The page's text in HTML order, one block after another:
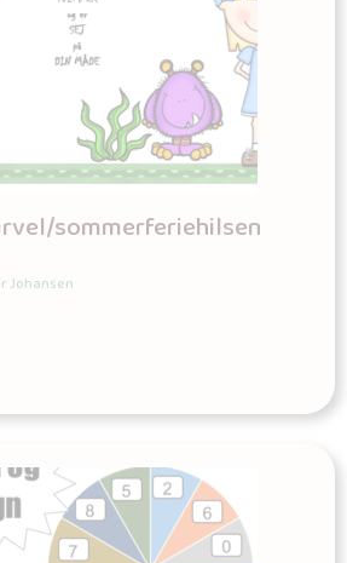
sommerferiehilsen
Johansen